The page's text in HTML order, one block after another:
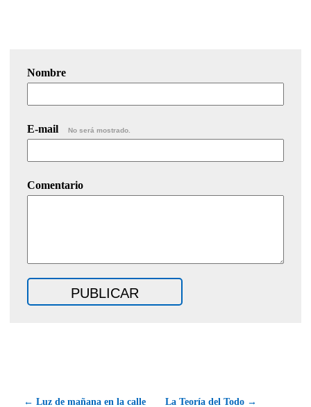
Nombre
E-mail No será mostrado.
Comentario
← Luz de mañana en la calle La Teoría del Todo →